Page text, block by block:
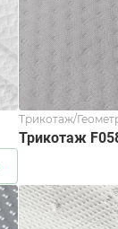
Трикотаж/
Трикотаж